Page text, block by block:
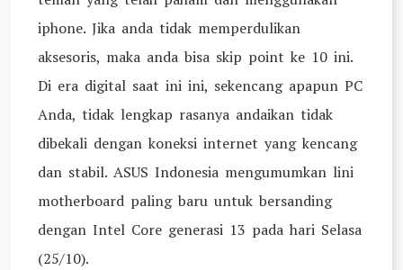
iphone. Jika anda tidak memperdulikan
aksesoris, maka anda bisa skip point ke 10 ini.
Di era digital saat ini ini, sekencang apapun PC
Anda, tidak lengkap rasanya andaikan tidak
dibekali dengan koneksi internet yang kencang
dan stabil. ASUS Indonesia mengumumkan lini
motherboard paling baru untuk bersanding
dengan Intel Core generasi 13 pada hari Selasa
(25/10).